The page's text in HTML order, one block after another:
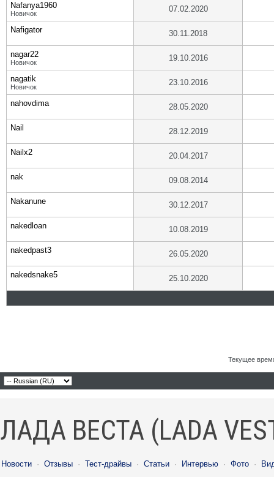
Nafanya1960
Новичок 07.02.2020
Nafigator 30.11.2018
nagar22
Новичок 19.10.2016
nagatik
Новичок 23.10.2016
nahovdima 28.05.2020
Nail 28.12.2019
Nailx2 20.04.2017
nak 09.08.2014
Nakanune 30.12.2017
nakedloan 10.08.2019
nakedpast3 26.05.2020
nakedsnake5 25.10.2020
Текущее
ЛАДА ВЕСТА (LADA
Новости · Отзывы · Тест-драйвы · Статьи · Интервью · Фото ·